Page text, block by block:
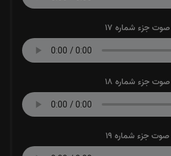
صوت جزء شماره 17
صوت جزء شماره 18
صوت جزء شماره 19